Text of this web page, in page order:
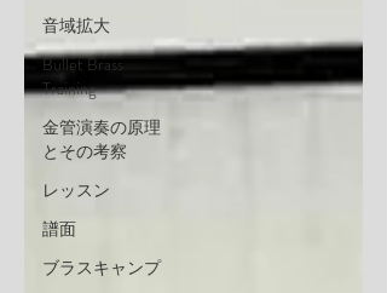
音域拡大
Bullet Brass
Training
金管演奏の原理
とその考察
レッスン
譜面
ブラスキャンプ